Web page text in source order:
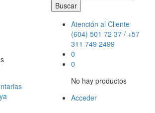
Buscar
Atención al Cliente
(604) 501 72 37 / +57
311 749 2499
0
0
No hay productos
Acceder